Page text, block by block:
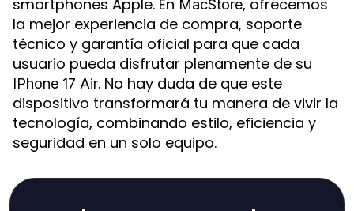
smartphones Apple. En MacStore, ofrecemos
la mejor experiencia de compra, soporte
técnico y garantía oficial para que cada
usuario pueda disfrutar plenamente de su
IPhone 17 Air. No hay duda de que este
dispositivo transformará tu manera de vivir la
tecnología, combinando estilo, eficiencia y
seguridad en un solo equipo.